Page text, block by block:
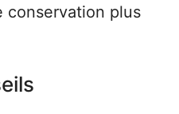
conservation plus